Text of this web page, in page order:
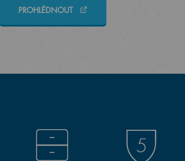
PROHLÉDNOUT